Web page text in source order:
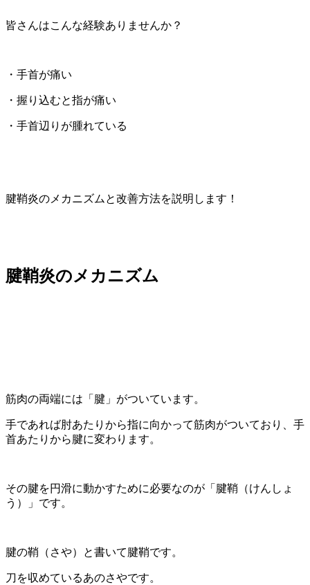
皆さんはこんな経験ありませんか？
・手首が痛い
・握り込むと指が痛い
・手首辺りが腫れている
腱鞘炎のメカニズムと改善方法を説明します！
腱鞘炎のメカニズム
筋肉の両端には「腱」がついています。
手であれば肘あたりから指に向かって筋肉がついており、手
首あたりから腱に変わります。
その腱を円滑に動かすために必要なのが「腱鞘（けんしょ
う）」です。
腱の鞘（さや）と書いて腱鞘です。
刀を収めているあのさやです。